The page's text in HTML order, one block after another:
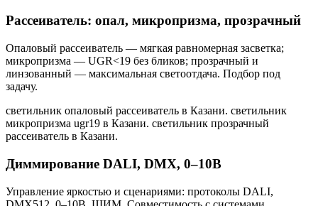
Рассеиватель: опал, микропризма, прозрачный
Опаловый рассеиватель — мягкая равномерная засветка;
микропризма — UGR<19 без бликов; прозрачный и
линзованный — максимальная светоотдача. Подбор под
задачу.
светильник опаловый рассеиватель в Казани. светильник
микропризма ugr19 в Казани. светильник прозрачный
рассеиватель в Казани.
Диммирование DALI, DMX, 0–10В
Управление яркостью и сценариями: протоколы DALI,